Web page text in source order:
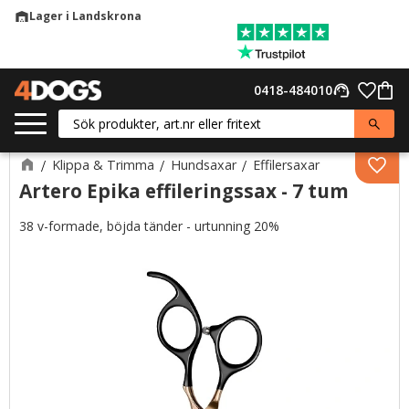
warehouseLager i Landskrona
support_agent
0418-484010
Klippa & Trimma Hundsaxar Effilersaxar
Artero Epika effileringssax - 7 tum
38 v-formade, böjda tänder - urtunning 20%